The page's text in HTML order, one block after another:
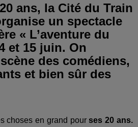
ans, la Cité du Train
un spectacle
« L’aventure du
et 15 juin. On
des comédiens,
et bien sûr des
choses en grand pourses 20 ans.